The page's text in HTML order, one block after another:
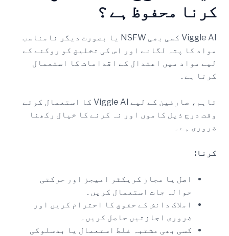
کرنا محفوظ ہے ؟
Viggle AI کسی بھی NSFW یا بصورت دیگر نامناسب
مواد کا پتہ لگانے اور اس کی تخلیق کو روکنے کے
لیے مواد میں اعتدال کے اقدامات کا استعمال
کرتا ہے۔
تاہم، صارفین کے لیے Viggle AI کا استعمال کرتے
وقت درج ذیل کاموں اور نہ کرنے کا خیال رکھنا
ضروری ہے۔
کرنا:
اصل یا مجاز کریکٹر امیجز اور حرکتی
حوالہ جات استعمال کریں۔
املاک دانش کے حقوق کا احترام کریں اور
ضروری اجازتیں حاصل کریں۔
کسی بھی مشتبہ غلط استعمال یا بدسلوکی